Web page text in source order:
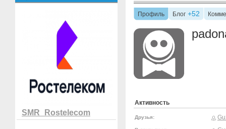
SMR_Rostelecom
Профиль Блог +52
Активность
Друзья: